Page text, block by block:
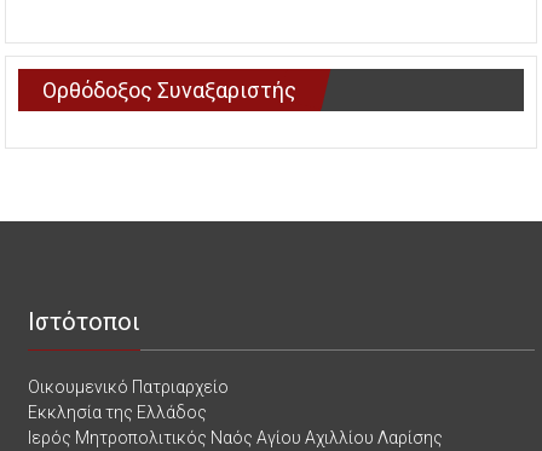
Ορθόδοξος Συναξαριστής
Ιστότοποι
Οικουμενικό Πατριαρχείο
Εκκλησία της Ελλάδος
Ιερός Μητροπολιτικός Ναός Αγίου Αχιλλίου Λαρίσης